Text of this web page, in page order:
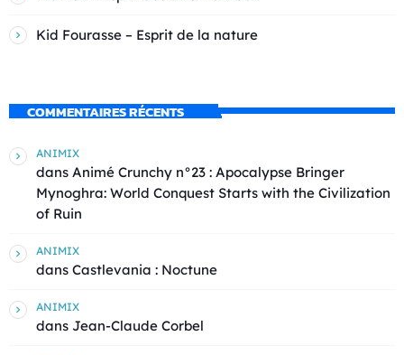
Kid Fourasse – Esprit de la nature
COMMENTAIRES RÉCENTS
ANIMIX
dans Animé Crunchy n°23 : Apocalypse Bringer
Mynoghra: World Conquest Starts with the Civilization
of Ruin
ANIMIX
dans Castlevania : Noctune
ANIMIX
dans Jean-Claude Corbel